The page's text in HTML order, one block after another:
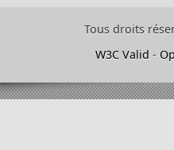
Tous droits
W3C Valid -